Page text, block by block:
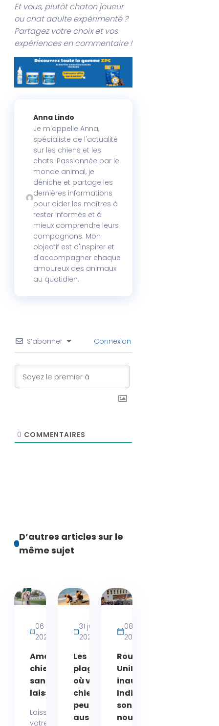
Et vous, plutôt chaton joueur
ou chat adulte expérimenté ?
Partagez votre choix et vos
expériences en commentaire !
Anna Lindo
Je m'appelle Anna,
spécialiste de l'actualité
sur les chiens et les
chats. Passionnée par le
monde animal, je
déniche et partage les
dernières informations
pour aider les maîtres à
rester informés et à
mieux comprendre leurs
compagnons. Mon
objectif est d'inspirer et
d'accompagner chaque
amoureux des animaux
au quotidien.
S’abonner Connexion
0 COMMENTAIRES
D’autres articles sur le
même sujet
être
chien
06 août
2026
Amende
chien
sans
laisse
Laisser
votre
31 juillet
2026
Les
plages
où votre
chien
peut
aussi se
08 juin
2026
Rouen :
UniLaSalle
inaugure
Indivisa,
son
nouveau